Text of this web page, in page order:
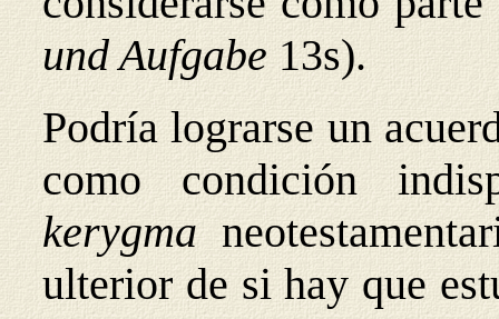
und Aufgabe13s).
Podría lograrse un
como condición
kerygma
ulterior de si hay que